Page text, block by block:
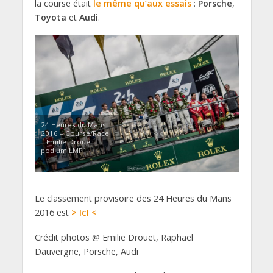
la course était le même qu’aux essais: Porsche,
Toyota et Audi.
24 Heures du Mans
2016 – Course/Race
– Emilie Drouet –
podium LMP1
Le classement provisoire des 24 Heures du Mans
2016 est > IcI <
Crédit photos @ Emilie Drouet, Raphael
Dauvergne, Porsche, Audi